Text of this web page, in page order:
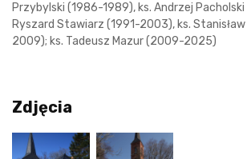
Przybylski (1986-1989), ks. Andrzej Pacholski
Ryszard Stawiarz (1991-2003), ks.
2009); ks. Tadeusz Mazur (2009-2025)
Zdjęcia